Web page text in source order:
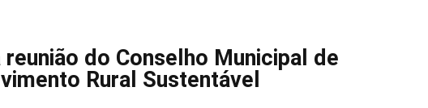
reunião do Conselho Municipal de
Rural Sustentável